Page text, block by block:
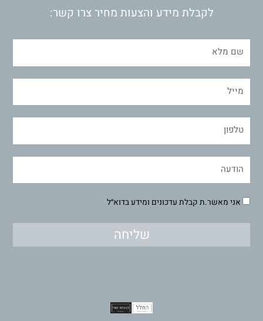
לקבלת מידע והצעות מחיר צרו קשר:
אני מאשר.ת קבלת עדכונים ומידע בדוא״ל
שליחה